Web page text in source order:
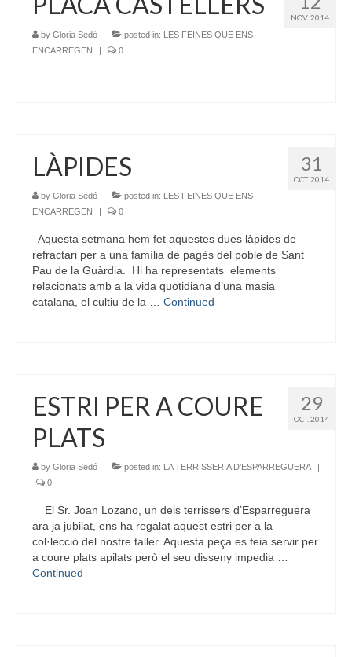
NOV. 2014
by Gloria Sedó | posted in: LES FEINES QUE ENS
ENCARREGEN
| 0
31
OCT. 2014
LÀPIDES
by Gloria Sedó | posted in: LES FEINES QUE ENS
ENCARREGEN
| 0
Aquesta setmana hem fet aquestes dues làpides de
refractari per a una família de pagès del poble de Sant
Pau de la Guàrdia. Hi ha representats elements
relacionats amb a la vida quotidiana d’una masia
catalana, el cultiu de la … Continued
29
OCT. 2014
ESTRI PER A COURE
PLATS
by Gloria Sedó posted in: LA TERRISSERIA D'ESPARREGUERA
0
El Sr. Joan Lozano, un dels terrissers d’Esparreguera
ara ja jubilat, ens ha regalat aquest estri per a la
col·lecció del nostre taller. Aquesta peça es feia servir per
a coure plats apilats però el seu disseny impedia …
Continued